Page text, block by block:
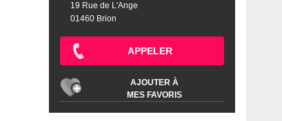
19 Rue de L'Ange
01460 Brion
APPELER
AJOUTER À
MES FAVORIS